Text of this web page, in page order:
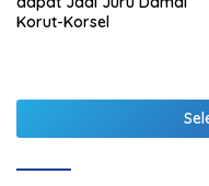
Korut-Korsel